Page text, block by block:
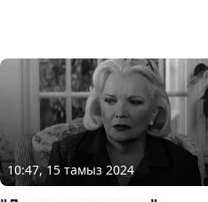
10:47, 15 тамыз 2024